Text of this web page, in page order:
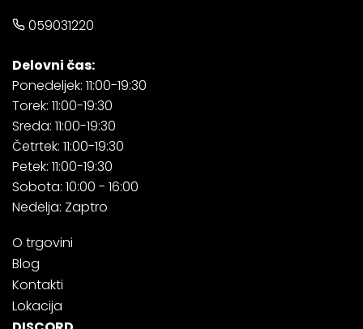
059031220
Delovni čas:
Ponedeljek: 11:00-19:30
Torek: 11:00-19:30
Sreda: 11:00-19:30
Četrtek: 11:00-19:30
Petek: 11:00-19:30
Sobota: 10:00 - 16:00
Nedelja: Zaptro
O trgovini
Blog
Kontakti
Lokacija